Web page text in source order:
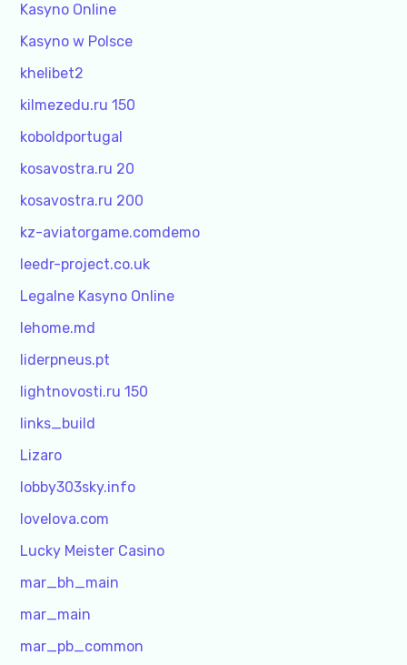
Kasyno Online
Kasyno w Polsce
khelibet2
kilmezedu.ru 150
koboldportugal
kosavostra.ru 20
kosavostra.ru 200
kz-aviatorgame.comdemo
leedr-project.co.uk
Legalne Kasyno Online
lehome.md
liderpneus.pt
lightnovosti.ru 150
links_build
Lizaro
lobby303sky.info
lovelova.com
Lucky Meister Casino
mar_bh_main
mar_main
mar_pb_common